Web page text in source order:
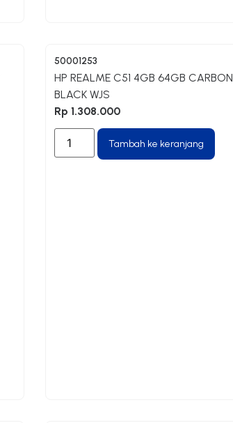
50001253
HP REALME C51 4GB 64GB CARBON
BLACK WJS
Rp 1.308.000
Tambah ke keranjang